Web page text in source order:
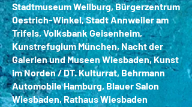
Stadtmuseum Weilburg, Bürgerzentrum
Oestrich-Winkel, Stadt Annweiler am
Trifels, Volksbank Geisenheim,
Kunstrefugium München, Nacht der
Galerien und Museen Wiesbaden, Kunst
im Norden / DT. Kulturrat, Behrmann
Automobile Hamburg, Blauer Salon
Wiesbaden, Rathaus Wiesbaden